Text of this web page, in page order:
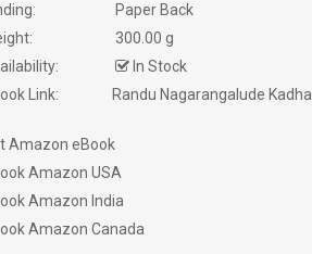
Paper Back
300.00 g
In Stock
Link:
Randu Nagarangalude Kadha
Amazon eBook
Amazon USA
Amazon India
Amazon Canada